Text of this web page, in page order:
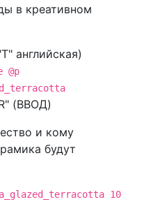
в креативном
английская)
@p
(ВВОД)
и кому
будут
10